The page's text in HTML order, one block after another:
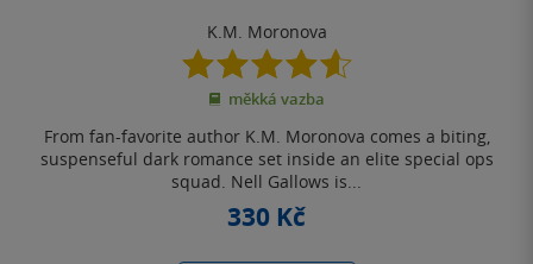
K.M. Moronova
4.6
z
5
měkká vazba
From fan-favorite author K.M. Moronova comes a biting,
suspenseful dark romance set inside an elite special ops
squad. Nell Gallows is...
330 Kč